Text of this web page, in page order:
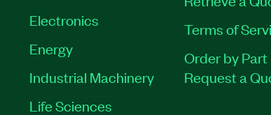
Electronics
Energy
Industrial Machinery
Life Sciences
Terms of
Order by
Request a